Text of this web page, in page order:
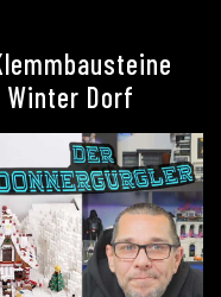
Dorf